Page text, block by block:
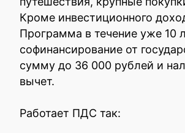
Кроме инвестиционного
Программа в течение уже 10
софинансирование от
сумму до 36 000 рублей и
вычет.
Работает ПДС так: